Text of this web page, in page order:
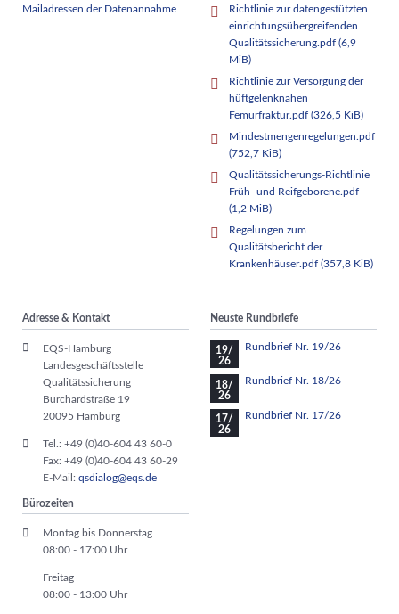
Mailadressen der Datenannahme
Richtlinie zur datengestützten
einrichtungsübergreifenden
Qualitätssicherung.pdf(6,9
MiB)
Richtlinie zur Versorgung der
hüftgelenknahen
Femurfraktur.pdf(326,5 KiB)
Mindestmengenregelungen.pdf
(752,7 KiB)
Qualitätssicherungs-Richtlinie
Früh- und Reifgeborene.pdf
(1,2 MiB)
Regelungen zum
Qualitätsbericht der
Krankenhäuser.pdf(357,8 KiB)
Adresse & Kontakt
EQS-Hamburg
Landesgeschäftsstelle
Qualitätssicherung
Burchardstraße 19
20095 Hamburg
Tel.: +49 (0)40-604 43 60-0
Fax: +49 (0)40-604 43 60-29
E-Mail: qsdialog@eqs.de
Bürozeiten
Montag bis Donnerstag
08:00 - 17:00 Uhr
Freitag
08:00 - 13:00 Uhr
Neuste Rundbriefe
19/
26
Rundbrief Nr. 19/26
18/
26
Rundbrief Nr. 18/26
17/
26
Rundbrief Nr. 17/26